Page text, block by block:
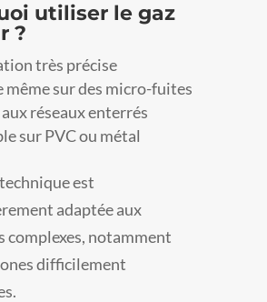
utiliser le gaz
?
très précise
même sur des micro-fuites
réseaux enterrés
sur PVC ou métal
est
adaptée aux
complexes, notamment
difficilement